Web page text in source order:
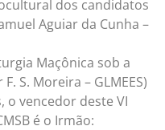
dos candidatos
Aguiar da Cunha –
Maçônica sob a
S. Moreira – GLMEES)
o vencedor deste VI
é o Irmão: